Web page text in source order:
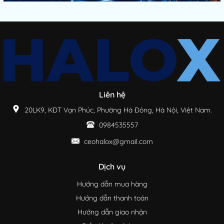
Liên hệ
20LK9, KĐT Vạn Phúc, Phường Hà Đông, Hà Nội, Việt Nam.
0984535557
ceohalox@gmail.com
Dịch vụ
Hướng dẫn mua hàng
Hướng dẫn thanh toán
Hướng dẫn giao nhận